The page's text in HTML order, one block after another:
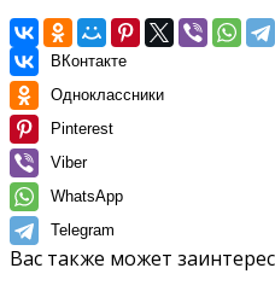
ВКонтакте
Одноклассники
Pinterest
Viber
WhatsApp
Telegram
Вас также может